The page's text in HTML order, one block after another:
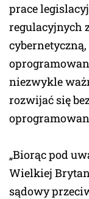
prace
regulacyjnych
niezwykle
rozwijać się
„Biorąc pod
Wielkiej
sądowy